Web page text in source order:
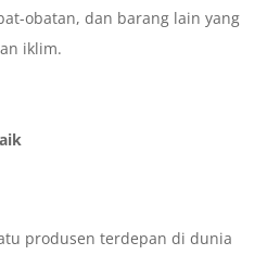
obatan, dan barang lain yang
iklim.
produsen terdepan di dunia